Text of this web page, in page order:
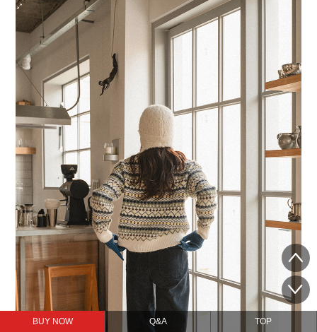
BUY NOW Q&A TOP